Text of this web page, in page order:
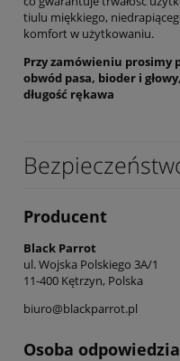
tiulu miękkiego,
komfort w użytkowaniu.
Przy zamówieniu prosimy
obwód pasa, bioder i
długość rękawa
Producent
Black Parrot
ul. Wojska Polskiego 3A/1
11-400 Kętrzyn, Polska
biuro@blackparrot.pl
Osoba